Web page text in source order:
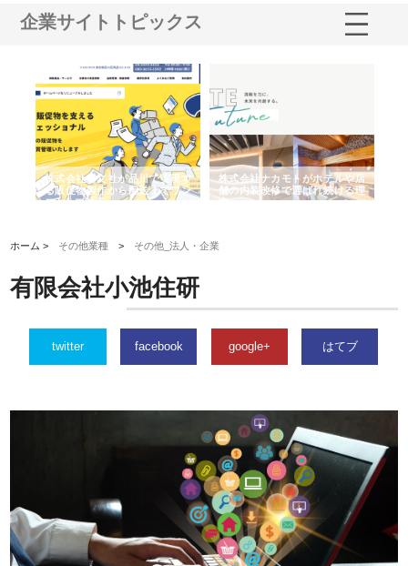
企業サイトトピックス
株式会社耕文社が品川で実現す
る販促物製作から配送までワン
ストップ対応
株式会社ナカモトがホテルや店
舗の内装改修で選ばれ続ける理
由
ホーム > その他業種 > その他_法人・企業
有限会社小池住研
twitter facebook google+ はてブ